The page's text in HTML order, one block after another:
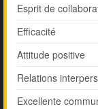
Esprit de
Efficacité
Attitude positive
Relations
Excellente